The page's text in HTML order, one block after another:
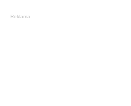
Reklama